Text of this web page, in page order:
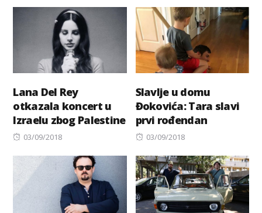
Lana Del Rey
otkazala koncert u
Izraelu zbog Palestine
Posted
03/09/2018
Slavlje u domu
Đokovića: Tara slavi
prvi rođendan
Posted
03/09/2018